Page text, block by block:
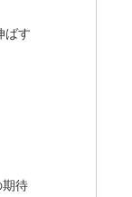
ばす
期待